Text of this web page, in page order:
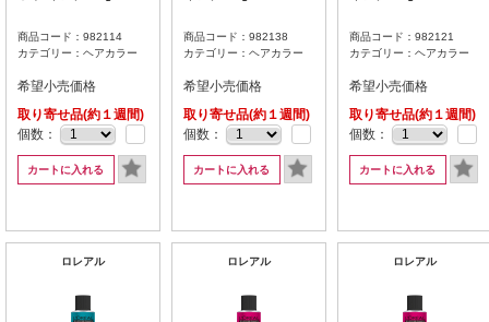
商品コード：982114
カテゴリー：ヘアカラー
希望小売価格
取り寄せ品(約１週間)
個数：
カートに入れる
商品コード：982138
カテゴリー：ヘアカラー
希望小売価格
取り寄せ品(約１週間)
個数：
カートに入れる
商品コード：982121
カテゴリー：ヘアカラー
希望小売価格
取り寄せ品(約１週間)
個数：
カートに入れる
ロレアル ロレアル ロレアル